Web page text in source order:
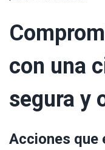
con una
segura y
Acciones que